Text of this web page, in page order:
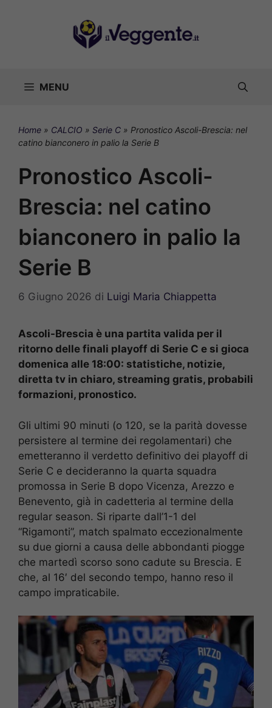
MENU
Home » CALCIO » Serie C » Pronostico Ascoli-Brescia: nel
catino bianconero in palio la Serie B
Pronostico Ascoli-
Brescia: nel catino
bianconero in palio la
Serie B
6 Giugno 2026 di Luigi Maria Chiappetta
Ascoli-Brescia è una partita valida per il
ritorno delle finali playoff di Serie C e si gioca
domenica alle 18:00: statistiche, notizie,
diretta tv in chiaro, streaming gratis, probabili
formazioni, pronostico.
Gli ultimi 90 minuti (o 120, se la parità dovesse
persistere al termine dei regolamentari) che
emetteranno il verdetto definitivo dei playoff di
Serie C e decideranno la quarta squadra
promossa in Serie B dopo Vicenza, Arezzo e
Benevento, già in cadetteria al termine della
regular season. Si riparte dall’1-1 del
“Rigamonti”, match spalmato eccezionalmente
su due giorni a causa delle abbondanti piogge
che martedì scorso sono cadute su Brescia. E
che, al 16′ del secondo tempo, hanno reso il
campo impraticabile.